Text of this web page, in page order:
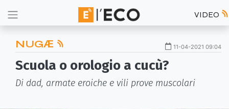
VIDEO
NUGӔ 11-04-2021 09:04
Scuola o orologio a cucù?
Di dad, armate eroiche e vili prove muscolari